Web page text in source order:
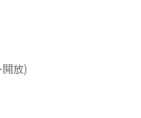
放)